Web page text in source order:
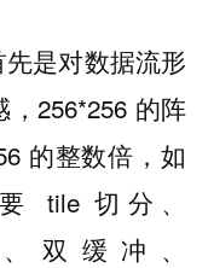
是对数据流形
256*256 的阵
的整数倍，如
tile 切分、
双缓冲、